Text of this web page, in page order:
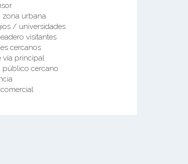
zona urbana
/ universidades
visitantes
cercanos
vía principal
público cercano